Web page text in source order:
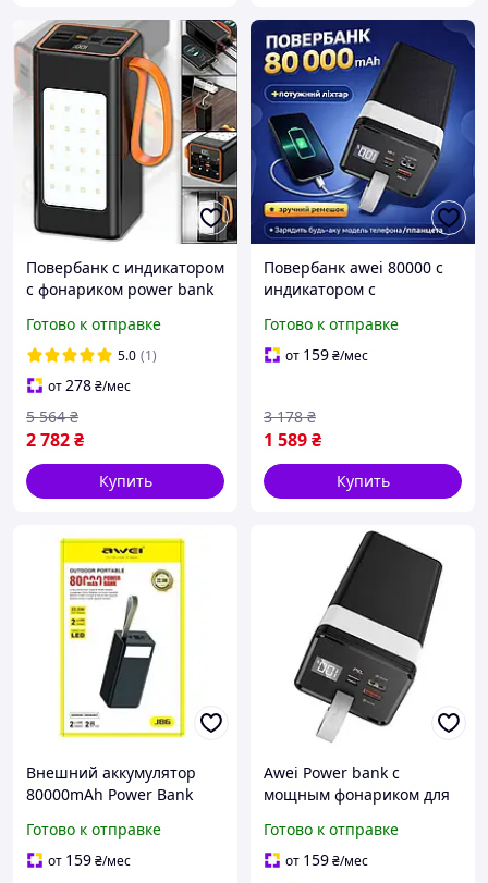
Повербанк с индикатором
с фонариком power bank
аккумулятор с емкостью
100000 мАч
Готово к отправке
5.0 (1)
от278₴/мес
2 782₴
5 564 ₴
Купить
Повербанк awei 80000 с
индикатором с
смартфона Портативные
зарядные устройства
Готово к отправке
от 159₴/мес
1 589₴
3 178 ₴
Купить
Внешний аккумулятор
80000mAh Power Bank
Повербанк быстрая
зарядка батареи
Готово к отправке
от 159₴/мес
Awei Power bank с
мощным фонариком для
аккумуляторы
повербанки на Проме
Готово к отправке
от 159₴/мес